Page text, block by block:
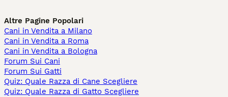
Altre Pagine Popolari
Cani in Vendita a Milano
Cani in Vendita a Roma
Cani in Vendita a Bologna
Forum Sui Cani
Forum Sui Gatti
Quiz: Quale Razza di Cane Scegliere
Quiz: Quale Razza di Gatto Scegliere